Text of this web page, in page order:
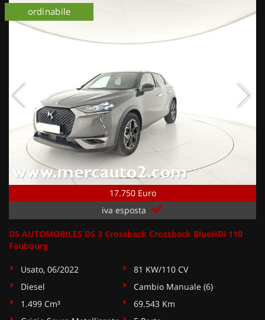
17.750 Euro
iva esposta
ordinabile
DS AUTOMOBILES DS 3 Crossback Crossback BlueHDi 110
Faubourg
Usato, 06/2022
81 KW/110 CV
Diesel
Cambio Manuale (6)
1.499 Cm³
69.543 Km